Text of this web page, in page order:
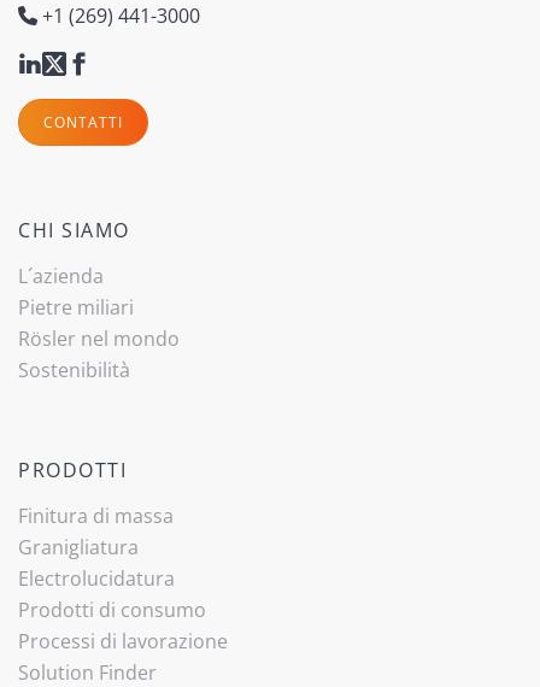
+1 (269) 441-3000
CONTATTI
CHI SIAMO
L´azienda
Pietre miliari
Rösler nel mondo
Sostenibilità
PRODOTTI
Finitura di massa
Granigliatura
Electrolucidatura
Prodotti di consumo
Processi di lavorazione
Solution Finder